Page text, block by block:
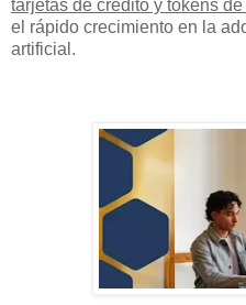
tarjetas de crédito y tokens
el rápido crecimiento en la
artificial.